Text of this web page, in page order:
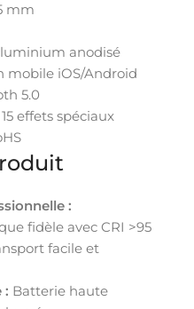
mm
anodisé
mobile iOS/Android
5.0
15 effets spéciaux
:
fidèle avec CRI >95
facile et
: Batterie haute